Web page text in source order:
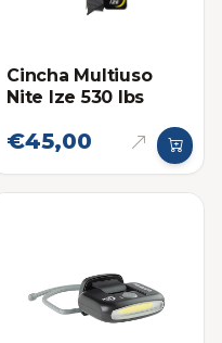
Cincha Multiuso
Nite Ize 530 lbs
€45,00